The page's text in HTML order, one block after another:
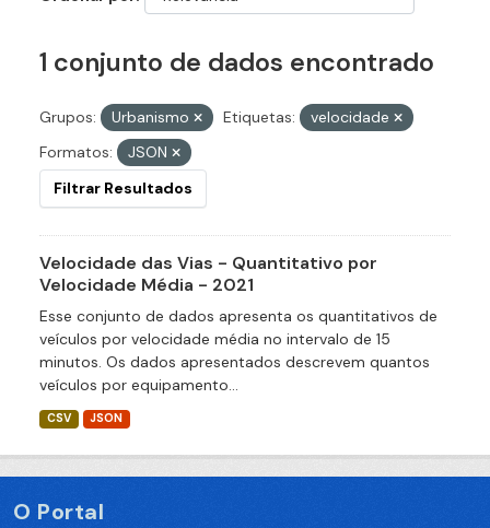
1 conjunto de dados encontrado
Grupos: Urbanismo Etiquetas:
velocidade
Formatos:
JSON
Filtrar Resultados
Velocidade das Vias - Quantitativo por
Velocidade Média - 2021
Esse conjunto de dados apresenta os quantitativos de
veículos por velocidade média no intervalo de 15
minutos. Os dados apresentados descrevem quantos
veículos por equipamento...
CSV JSON
O Portal